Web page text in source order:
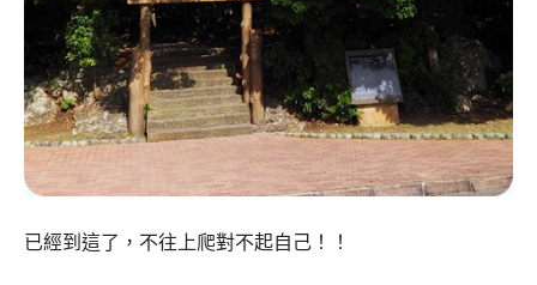
已經到這了，不往上爬對不起自己！！